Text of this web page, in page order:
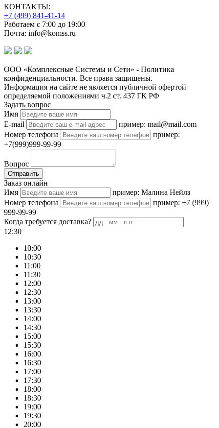
КОНТАКТЫ:
+7 (499) 841-41-14
Работаем с 7:00 до 19:00
Почта: info@komss.ru
ООО «Комплексные Системы и Сети» - Политика
конфиденциальности. Все права защищены.
Информация на сайте не является публичной офертой
определяемой положениями ч.2 ст. 437 ГК РФ
Задать вопрос
Имя
E-mail
пример: mail@mail.com
Номер телефона
пример:
+7(999)999-99-99
Вопрос
Отправить
Заказ онлайн
Имя
пример: Малина Нейлз
Номер телефона
пример: +7 (999)
999-99-99
Когда требуется доставка?
12:30
10:00
10:30
11:00
11:30
12:00
12:30
13:00
13:30
14:00
14:30
15:00
15:30
16:00
16:30
17:00
17:30
18:00
18:30
19:00
19:30
20:00